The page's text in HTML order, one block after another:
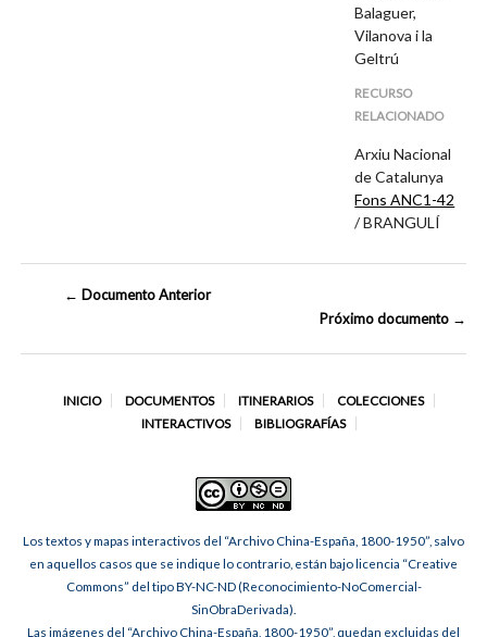
Balaguer,
Vilanova i la
Geltrú
RECURSO
RELACIONADO
Arxiu Nacional
de Catalunya
Fons ANC1-42
/ BRANGULÍ
← Documento Anterior
Próximo documento →
INICIO DOCUMENTOS ITINERARIOS
COLECCIONES
INTERACTIVOS
BIBLIOGRAFÍAS
Los textos y mapas interactivos del “Archivo China-España, 1800-1950”, salvo
en aquellos casos que se indique lo contrario, están bajo licencia “Creative
Commons” del tipo BY-NC-ND (Reconocimiento-NoComercial-
SinObraDerivada).
Las imágenes del “Archivo China-España, 1800-1950”, quedan excluidas del